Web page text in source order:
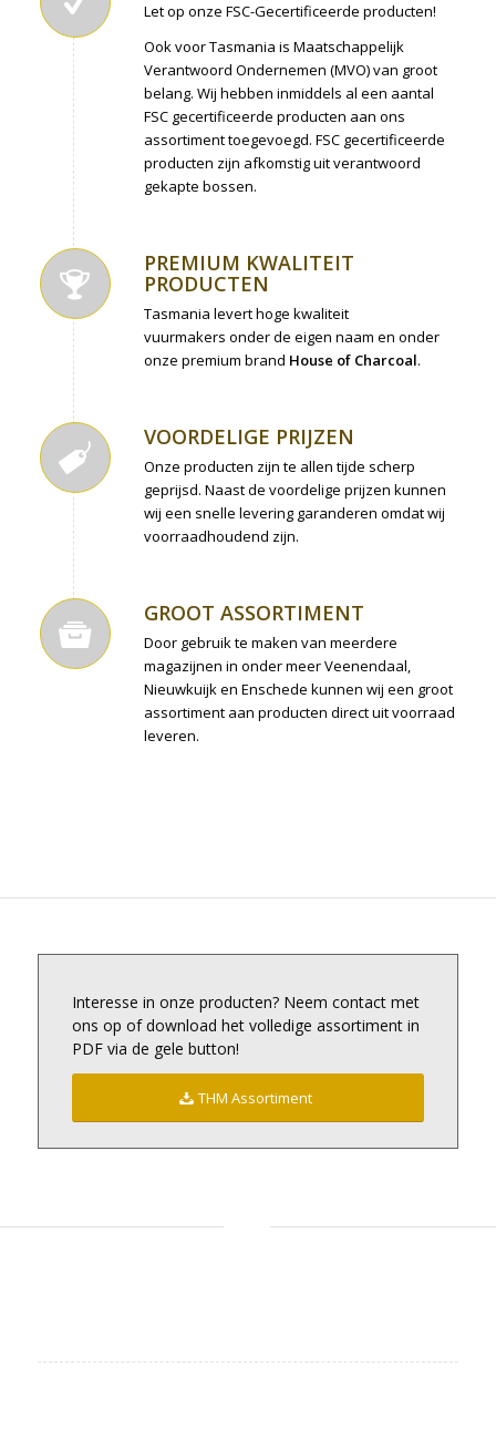
Let op onze FSC-Gecertificeerde producten!
Ook voor Tasmania is Maatschappelijk
Verantwoord Ondernemen (MVO) van groot
belang. Wij hebben inmiddels al een aantal
FSC gecertificeerde producten aan ons
assortiment toegevoegd. FSC gecertificeerde
producten zijn afkomstig uit verantwoord
gekapte bossen.
PREMIUM KWALITEIT
PRODUCTEN
Tasmania levert hoge kwaliteit
vuurmakers onder de eigen naam en onder
onze premium brand House of Charcoal.
VOORDELIGE PRIJZEN
Onze producten zijn te allen tijde scherp
geprijsd. Naast de voordelige prijzen kunnen
wij een snelle levering garanderen omdat wij
voorraadhoudend zijn.
GROOT ASSORTIMENT
Door gebruik te maken van meerdere
magazijnen in onder meer Veenendaal,
Nieuwkuijk en Enschede kunnen wij een groot
assortiment aan producten direct uit voorraad
leveren.
Interesse in onze producten? Neem contact met
ons op of download het volledige assortiment in
PDF via de gele button!
THM Assortiment